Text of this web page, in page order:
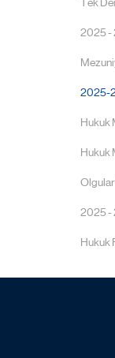
Tek
2025 -
2025-
Hukuk
Hukuk
2025 -
Hukuk